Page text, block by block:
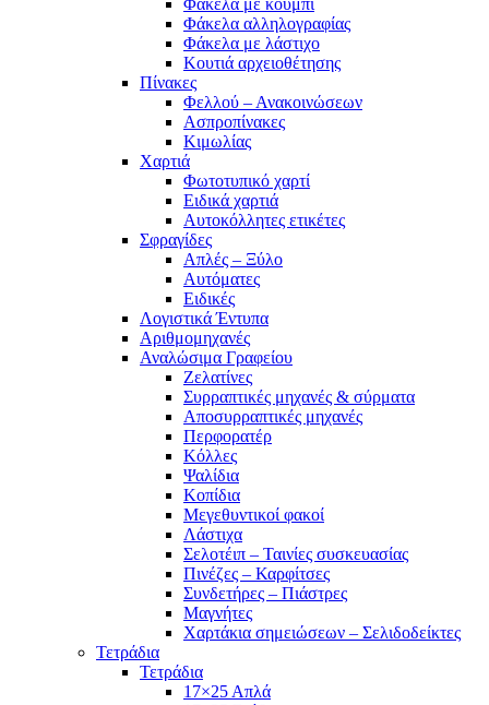
Φάκελα με κουμπί
Φάκελα αλληλογραφίας
Φάκελα με λάστιχο
Κουτιά αρχειοθέτησης
Πίνακες
Φελλού – Ανακοινώσεων
Ασπροπίνακες
Κιμωλίας
Χαρτιά
Φωτοτυπικό χαρτί
Ειδικά χαρτιά
Αυτοκόλλητες ετικέτες
Σφραγίδες
Απλές – Ξύλο
Αυτόματες
Ειδικές
Λογιστικά Έντυπα
Αριθμομηχανές
Αναλώσιμα Γραφείου
Ζελατίνες
Συρραπτικές μηχανές & σύρματα
Αποσυρραπτικές μηχανές
Περφορατέρ
Κόλλες
Ψαλίδια
Κοπίδια
Μεγεθυντικοί φακοί
Λάστιχα
Σελοτέιπ – Ταινίες συσκευασίας
Πινέζες – Καρφίτσες
Συνδετήρες – Πιάστρες
Μαγνήτες
Χαρτάκια σημειώσεων – Σελιδοδείκτες
Τετράδια
Τετράδια
17×25 Απλά